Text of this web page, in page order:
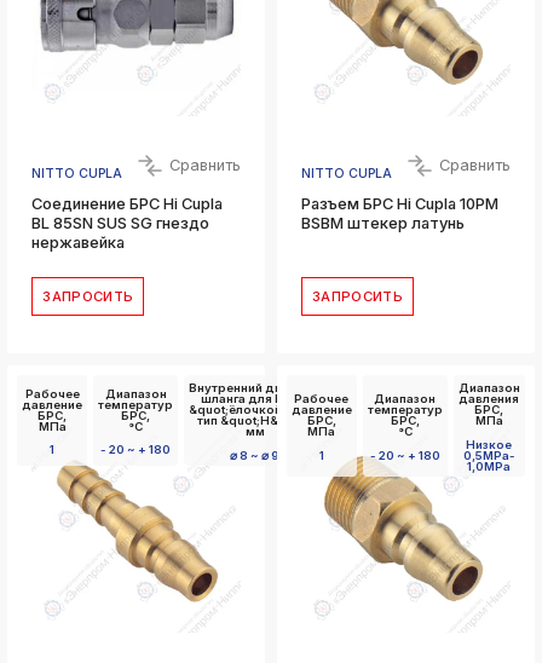
NITTO CUPLA Сравнить
Соединение БРС Hi Cupla
BL 85SN SUS SG гнездо
нержавейка
ЗАПРОСИТЬ
NITTO CUPLA Сравнить
Разъем БРС Hi Cupla 10PM
BSBM штекер латунь
ЗАПРОСИТЬ
Рабочее
давление
БРС,
МПа
1
Диапазон
температур
БРС,
°C
- 20 ~ + 180
Внутренний диаметр
шланга для БРС с
&quot;ёлочкой&quot;
тип &quot;Н&quot;,
мм
⌀ 8 ~ ⌀ 9
Рабочее
давление
БРС,
МПа
1
Диапазон
температур
БРС,
°C
- 20 ~ + 180
Диапазон
давления
БРС,
МПа
Низкое
0,5MPa-
1,0MPa